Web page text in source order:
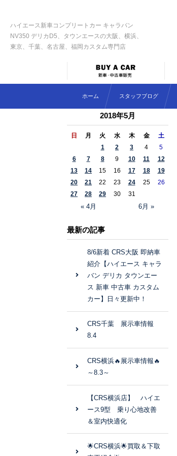
ハイエース新車コンプリートカー キャラバン
NV350 デリカD5、タウンエースの大阪、横浜、
東京、千葉、名古屋、福岡カスタム専門店
ホーム スタッフブログ
2018年5月
日 月 火 水 木 金 土
« 4月 6月 »
1 2 3 4
5
6
7 8 9 10 11
12
13
14 15 16 17 18
19
20
21 22 23 24 25
26
27
28 29 30 31
最新の記事
8/6新着 CRS大阪 即納車
紹介【ハイエース キャラ
バン デリカ タウンエー
ス 新車 中古車 カスタム
カー】日々更新中！
CRS千葉 展示車情報
8.4
CRS横浜🔥展示車情報🔥
～8.3～
【CRS横浜店】 ハイエ
ース9型 乗り心地改善
＆室内快適化
🌟CRS横浜🌟買取＆下取